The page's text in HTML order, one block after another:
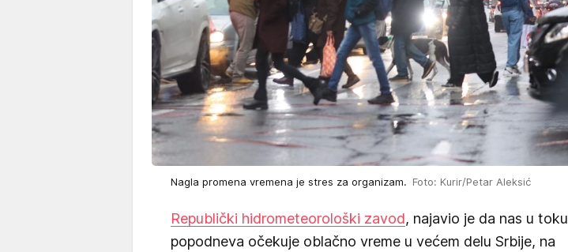
Nagla promena vremena je stres za organizam. Foto: Kurir/Petar Aleksić
Republički hidrometeorološki zavod, najavio je da nas u toku
popodneva očekuje oblačno vreme u većem delu Srbije, na